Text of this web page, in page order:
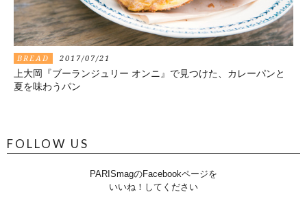
BREAD 2017/07/21
上大岡『ブーランジュリー オンニ』で見つけた、カレーパンと
夏を味わうパン
FOLLOW US
PARISmagのFacebookページを
いいね！してください